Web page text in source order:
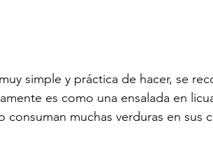
simple y práctica de hacer, se
es como una ensalada en
consuman muchas verduras en sus